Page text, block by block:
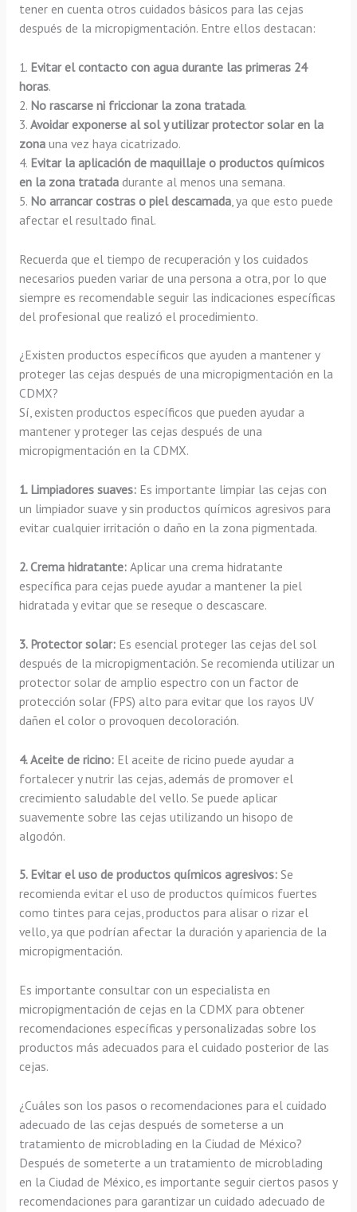
tener en cuenta otros cuidados básicos para las cejas
después de la micropigmentación. Entre ellos destacan:
1. Evitar el contacto con agua durante las primeras 24
horas.
2. No rascarse ni friccionar la zona tratada.
3. Avoidar exponerse al sol y utilizar protector solar en la
zonauna vez haya cicatrizado.
4. Evitar la aplicación de maquillaje o productos químicos
en la zona tratadadurante al menos una semana.
5. No arrancar costras o piel descamada, ya que esto puede
afectar el resultado final.
Recuerda que el tiempo de recuperación y los cuidados
necesarios pueden variar de una persona a otra, por lo que
siempre es recomendable seguir las indicaciones específicas
del profesional que realizó el procedimiento.
¿Existen productos específicos que ayuden a mantener y
proteger las cejas después de una micropigmentación en la
CDMX?
Sí, existen productos específicos que pueden ayudar a
mantener y proteger las cejas después de una
micropigmentación en la CDMX.
1. Limpiadores suaves:Es importante limpiar las cejas con
un limpiador suave y sin productos químicos agresivos para
evitar cualquier irritación o daño en la zona pigmentada.
2. Crema hidratante:Aplicar una crema hidratante
específica para cejas puede ayudar a mantener la piel
hidratada y evitar que se reseque o descascare.
3. Protector solar:Es esencial proteger las cejas del sol
después de la micropigmentación. Se recomienda utilizar un
protector solar de amplio espectro con un factor de
protección solar (FPS) alto para evitar que los rayos UV
dañen el color o provoquen decoloración.
4. Aceite de ricino:El aceite de ricino puede ayudar a
fortalecer y nutrir las cejas, además de promover el
crecimiento saludable del vello. Se puede aplicar
suavemente sobre las cejas utilizando un hisopo de
algodón.
5. Evitar el uso de productos químicos agresivos:Se
recomienda evitar el uso de productos químicos fuertes
como tintes para cejas, productos para alisar o rizar el
vello, ya que podrían afectar la duración y apariencia de la
micropigmentación.
Es importante consultar con un especialista en
micropigmentación de cejas en la CDMX para obtener
recomendaciones específicas y personalizadas sobre los
productos más adecuados para el cuidado posterior de las
cejas.
¿Cuáles son los pasos o recomendaciones para el cuidado
adecuado de las cejas después de someterse a un
tratamiento de microblading en la Ciudad de México?
Después de someterte a un tratamiento de microblading
en la Ciudad de México, es importante seguir ciertos pasos y
recomendaciones para garantizar un cuidado adecuado de